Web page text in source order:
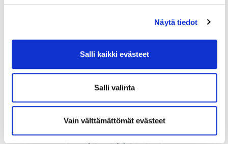
Näytä tiedot
Salli kaikki evästeet
Salli valinta
Vain välttämättömät evästeet